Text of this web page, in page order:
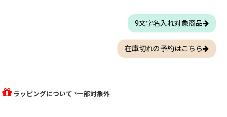
9文字名入れ対象商品
在庫切れの予約はこちら
ラッピングについて *一部対象外